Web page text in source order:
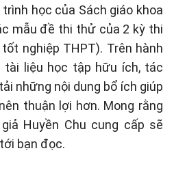
học của Sách giáo khoa
mẫu đề thi thử của 2 kỳ thi
nghiệp THPT). Trên hành
tài liệu học tập hữu ích, tác
những nội dung bổ ích giúp
thuận lợi hơn. Mong rằng
Huyền Chu cung cấp sẽ
bạn đọc.